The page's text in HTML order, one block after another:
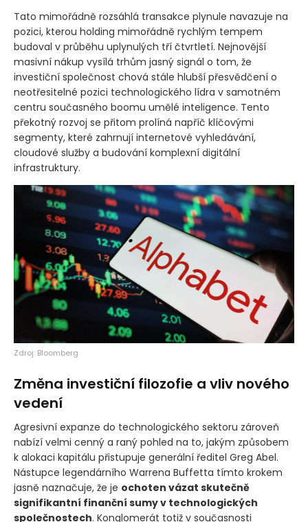
Tato mimořádně rozsáhlá transakce plynule navazuje na
pozici, kterou holding mimořádně rychlým tempem
budoval v průběhu uplynulých tří čtvrtletí. Nejnovější
masivní nákup vysílá trhům jasný signál o tom, že
investiční společnost chová stále hlubší přesvědčení o
neotřesitelné pozici technologického lídra v samotném
centru současného boomu umělé inteligence. Tento
překotný rozvoj se přitom prolíná napříč klíčovými
segmenty, které zahrnují internetové vyhledávání,
cloudové služby a budování komplexní digitální
infrastruktury.
Zdroj: Bloomberg
Změna investiční filozofie a vliv nového
vedení
Agresivní expanze do technologického sektoru zároveň
nabízí velmi cenný a raný pohled na to, jakým způsobem
k alokaci kapitálu přistupuje generální ředitel Greg Abel.
Nástupce legendárního Warrena Buffetta tímto krokem
jasně naznačuje, že je ochoten vázat skutečně
signifikantní finanční sumy v technologických
společnostech. Konglomerát totiž v současnosti